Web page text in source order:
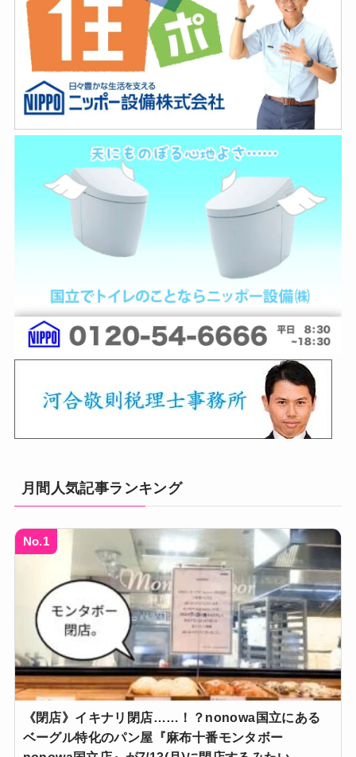
月間人気記事ランキング
No.1
《閉店》イキナリ閉店……！？nonowa国立にある
ベーグル特化のパン屋『麻布十番モンタボー